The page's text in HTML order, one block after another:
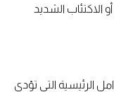
الشديد
الرئيسية التي تؤدي